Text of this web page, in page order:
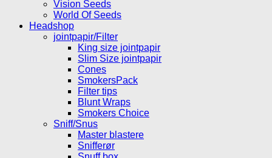
Vision Seeds
World Of Seeds
Headshop
jointpapir/Filter
King size jointpapir
Slim Size jointpapir
Cones
SmokersPack
Filter tips
Blunt Wraps
Smokers Choice
Sniff/Snus
Master blastere
Snifferør